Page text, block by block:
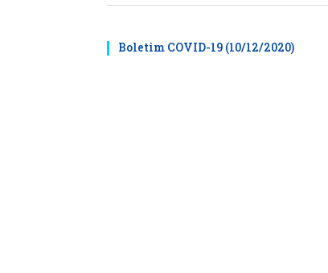
Boletim COVID-19 (10/12/2020)